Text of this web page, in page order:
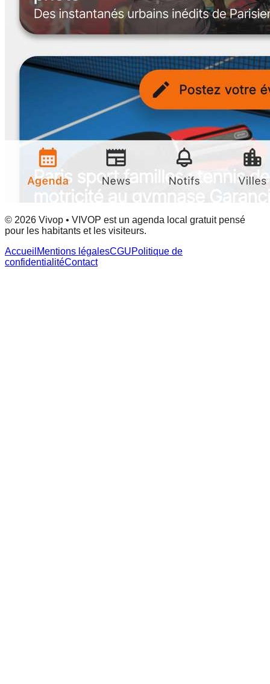
© 2026 Vivop • VIVOP est un agenda local gratuit pensé
pour les habitants et les visiteurs.
Accueil Mentions légalesCGUPolitique de
confidentialitéContact